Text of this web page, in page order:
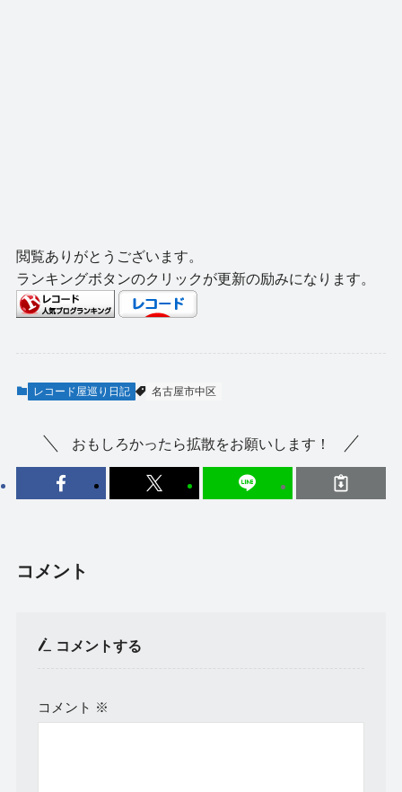
閲覧ありがとうございます。
ランキングボタンのクリックが更新の励みになります。
レコード屋巡り日記 名古屋市中区
おもしろかったら拡散をお願いします！
コメント
コメントする
コメント ※